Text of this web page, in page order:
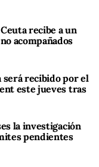
recibe a un
acompañados
será recibido por el
este jueves tras
la investigación
pendientes